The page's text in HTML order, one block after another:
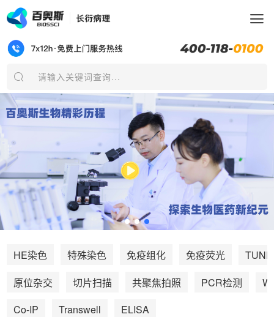
请输入关键词查询...
HE染色 特殊染色 免疫组化 免疫荧光
原位杂交
切片扫描 共聚焦拍照 PCR检测
Co-IP
Transwell ELISA